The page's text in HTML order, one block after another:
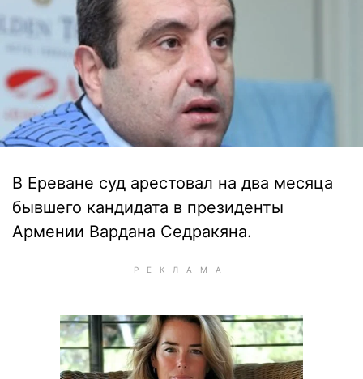
В Ереване суд арестовал на два месяца
бывшего кандидата в президенты
Армении Вардана Седракяна.